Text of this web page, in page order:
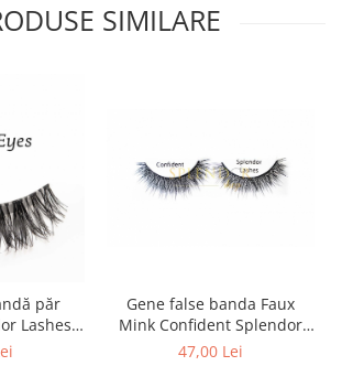
SIMILARE
păr
Lashes
Gene false banda Faux
Mink Confident Splendor
Lashes
47,00 Lei